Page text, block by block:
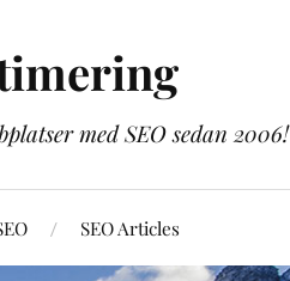
med SEO sedan 2006!
SEO Articles